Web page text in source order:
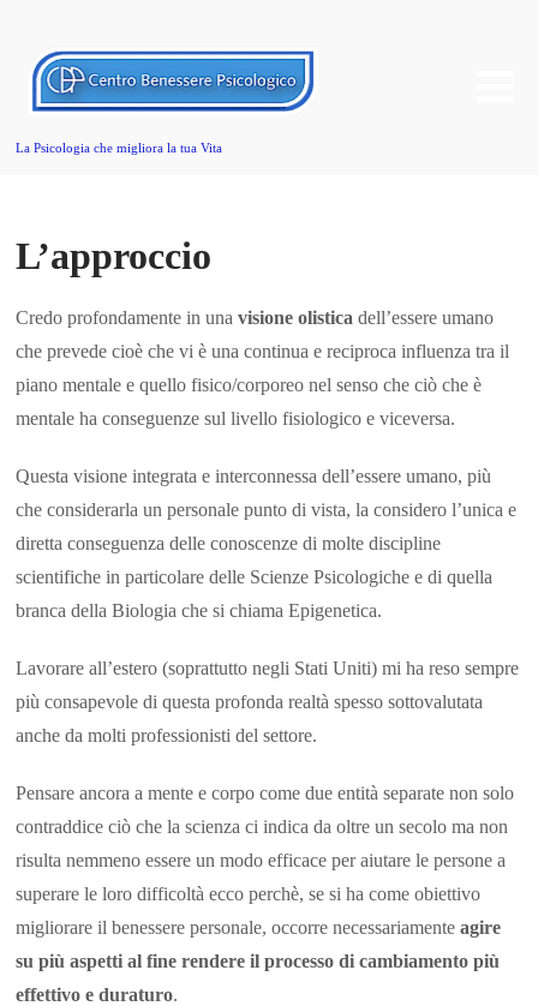
La Psicologia che migliora la tua Vita
L’approccio
Credo profondamente in unavisione olistica dell’essere umano
che prevede cioè che vi è una continua e reciproca influenza tra il
piano mentale e quello fisico/corporeo nel senso che ciò che è
mentale ha conseguenze sul livello fisiologico e viceversa.
Questa visione integrata e interconnessa dell’essere umano, più
che considerarla un personale punto di vista, la considero l’unica e
diretta conseguenza delle conoscenze di molte discipline
scientifiche in particolare delle Scienze Psicologiche e di quella
branca della Biologia che si chiama Epigenetica.
Lavorare all’estero (soprattutto negli Stati Uniti) mi ha reso sempre
più consapevole di questa profonda realtà spesso sottovalutata
anche da molti professionisti del settore.
Pensare ancora a mente e corpo come due entità separate non solo
contraddice ciò che la scienza ci indica da oltre un secolo ma non
risulta nemmeno essere un modo efficace per aiutare le persone a
superare le loro difficoltà ecco perchè, se si ha come obiettivo
migliorare il benessere personale, occorre necessariamente agire
su più aspetti al fine rendere il processo di cambiamento più
effettivo e duraturo.